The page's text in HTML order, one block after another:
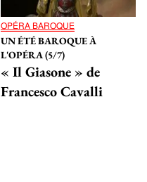
OPÉRA BAROQUE
UN ÉTÉ BAROQUE À
L'OPÉRA (5/7)
« Il Giasone » de
Francesco Cavalli